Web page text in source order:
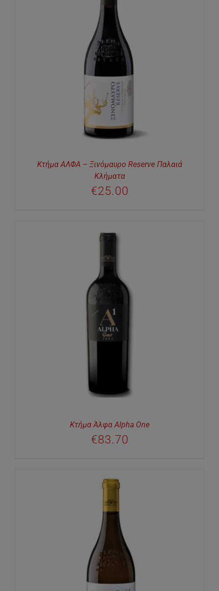
Κτήμα ΑΛΦΑ – Ξινόμαυρο Reserve Παλαιά
Κλήματα
€25.00
Κτήμα Άλφα Alpha One
€83.70